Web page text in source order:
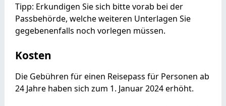
Tipp: Erkundigen Sie sich bitte vorab bei der
Passbehörde, welche weiteren Unterlagen Sie
gegebenenfalls noch vorlegen müssen.
Kosten
Die Gebühren für einen Reisepass für Personen ab
24 Jahre haben sich zum 1. Januar 2024 erhöht.